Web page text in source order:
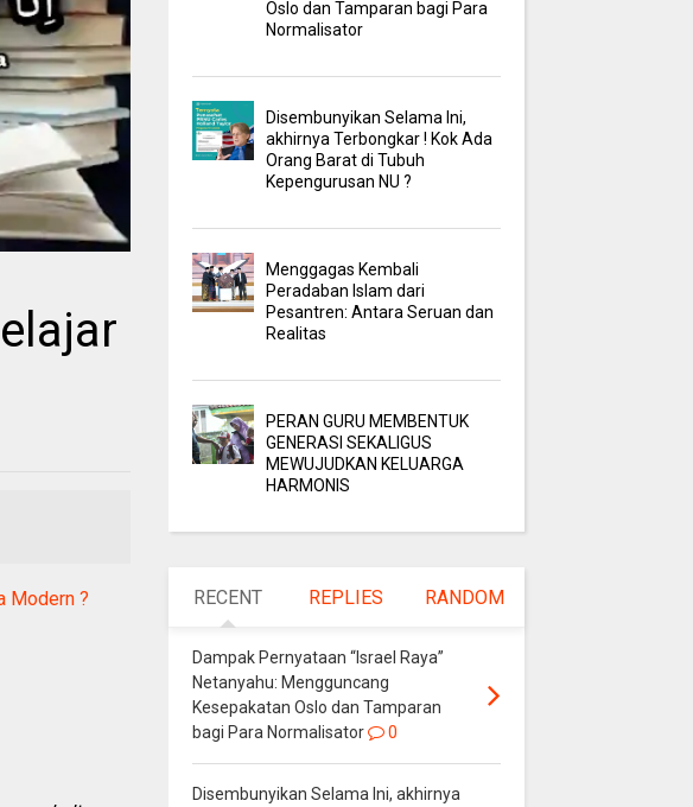
Modern ?
Oslo dan Tamparan bagi Para
Normalisator
Disembunyikan Selama Ini,
akhirnya Terbongkar ! Kok Ada
Orang Barat di Tubuh
Kepengurusan NU ?
Menggagas Kembali
Peradaban Islam dari
Pesantren: Antara Seruan dan
Realitas
PERAN GURU MEMBENTUK
GENERASI SEKALIGUS
MEWUJUDKAN KELUARGA
HARMONIS
RECENT REPLIES RANDOM
Dampak Pernyataan “Israel Raya”
Netanyahu: Mengguncang
Kesepakatan Oslo dan Tamparan
bagi Para Normalisator
0
Disembunyikan Selama Ini, akhirnya